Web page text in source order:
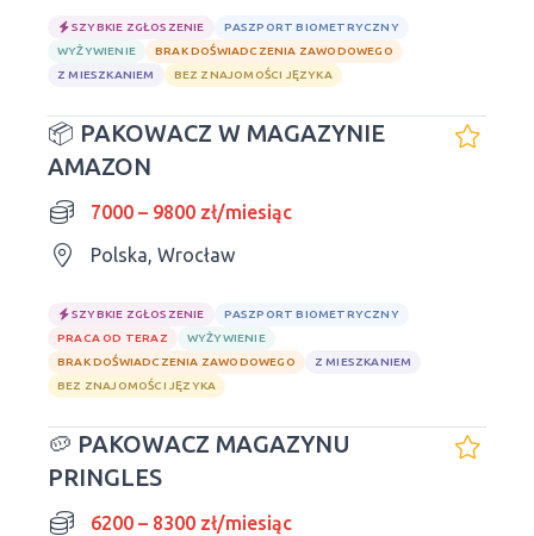
SZYBKIE ZGŁOSZENIE
PASZPORT BIOMETRYCZNY
WYŻYWIENIE
BRAK DOŚWIADCZENIA ZAWODOWEGO
Z MIESZKANIEM
BEZ ZNAJOMOŚCI JĘZYKA
📦 PAKOWACZ W MAGAZYNIE
AMAZON
7000 – 9800 zł/miesiąc
Polska, Wrocław
SZYBKIE ZGŁOSZENIE
PASZPORT BIOMETRYCZNY
PRACA OD TERAZ
WYŻYWIENIE
BRAK DOŚWIADCZENIA ZAWODOWEGO
Z MIESZKANIEM
BEZ ZNAJOMOŚCI JĘZYKA
🥔 PAKOWACZ MAGAZYNU
PRINGLES
6200 – 8300 zł/miesiąc